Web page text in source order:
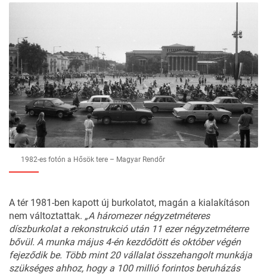
1982-es fotón a Hősök tere – Magyar Rendőr
A tér 1981-ben kapott új burkolatot, magán a kialakításon
nem változtattak. „A háromezer négyzetméteres
díszburkolat a rekonstrukció után 11 ezer négyzetméterre
bővül. A munka május 4-én kezdődött és október végén
fejeződik be. Több mint 20 vállalat összehangolt munkája
szükséges ahhoz, hogy a 100 millió forintos beruházás